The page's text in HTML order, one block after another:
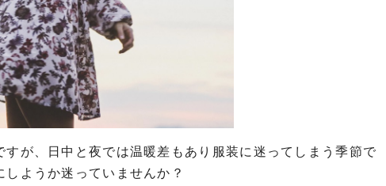
が、日中と夜では温暖差もあり服装に迷ってしまう季節で
ようか迷っていませんか？